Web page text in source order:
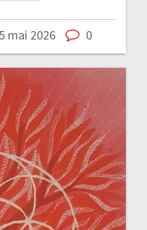
5 mai 2026 0